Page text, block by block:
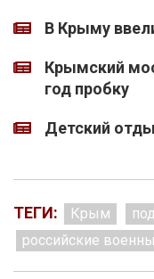
В Крыму
Крымский
год пробку
Детский
ТЕГИ: Крым
российские